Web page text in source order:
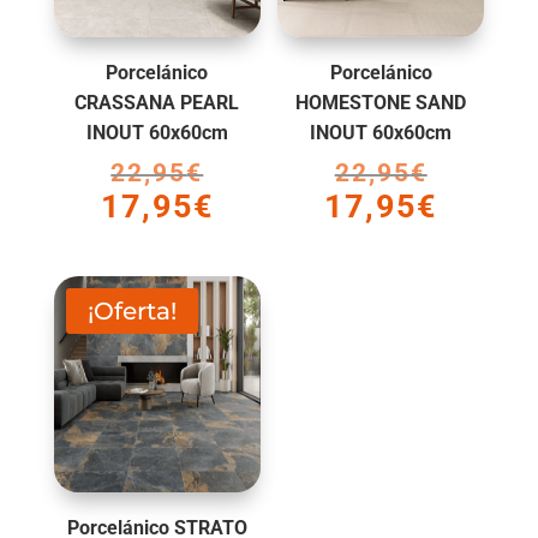
Porcelánico
CRASSANA PEARL
INOUT 60x60cm
22,95€El
precio
22,95€.
17,95€
es:
17,95€.
Porcelánico
HOMESTONE SAND
INOUT 60x60cm
22,95€El
precio
17,95€
¡Oferta!
Porcelánico STRATO